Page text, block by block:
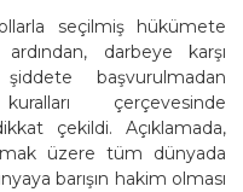
seçilmiş hükümete
darbeye karşı
başvurulmadan
çerçevesinde
çekildi. Açıklamada,
üzere tüm dünyada
barışın hakim olması